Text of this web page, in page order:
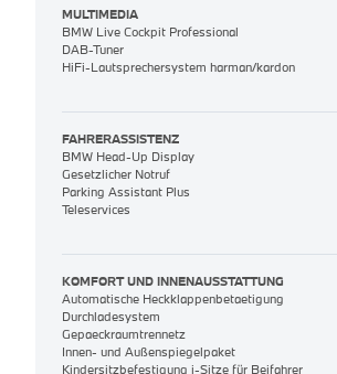
MULTIMEDIA
BMW Live Cockpit Professional
DAB-Tuner
HiFi-Lautsprechersystem harman/kardon
FAHRERASSISTENZ
BMW Head-Up Display
Gesetzlicher Notruf
Parking Assistant Plus
Teleservices
KOMFORT UND INNENAUSSTATTUNG
Automatische Heckklappenbetaetigung
Durchladesystem
Gepaeckraumtrennetz
Innen- und Außenspiegelpaket
Kindersitzbefestigung i-Sitze für Beifahrer